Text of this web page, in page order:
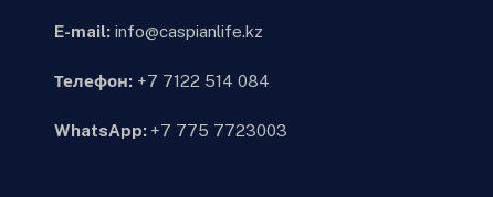
E-mail: info@caspianlife.kz
Телефон: +7 7122 514 084
WhatsApp: +7 775 7723003